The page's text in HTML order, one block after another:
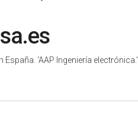
España. 'AAP Ingeniería electrónica.'